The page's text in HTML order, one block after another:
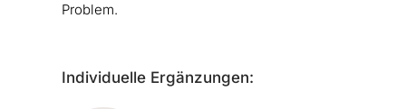
Problem.
Individuelle Ergänzungen: